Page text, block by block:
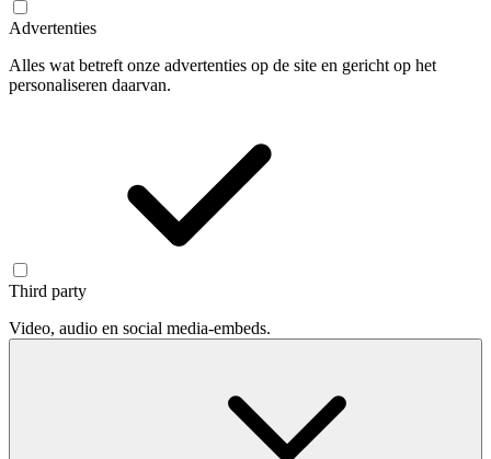
Advertenties
Alles wat betreft onze advertenties op de site en gericht op het
personaliseren daarvan.
Third party
Video, audio en social media-embeds.